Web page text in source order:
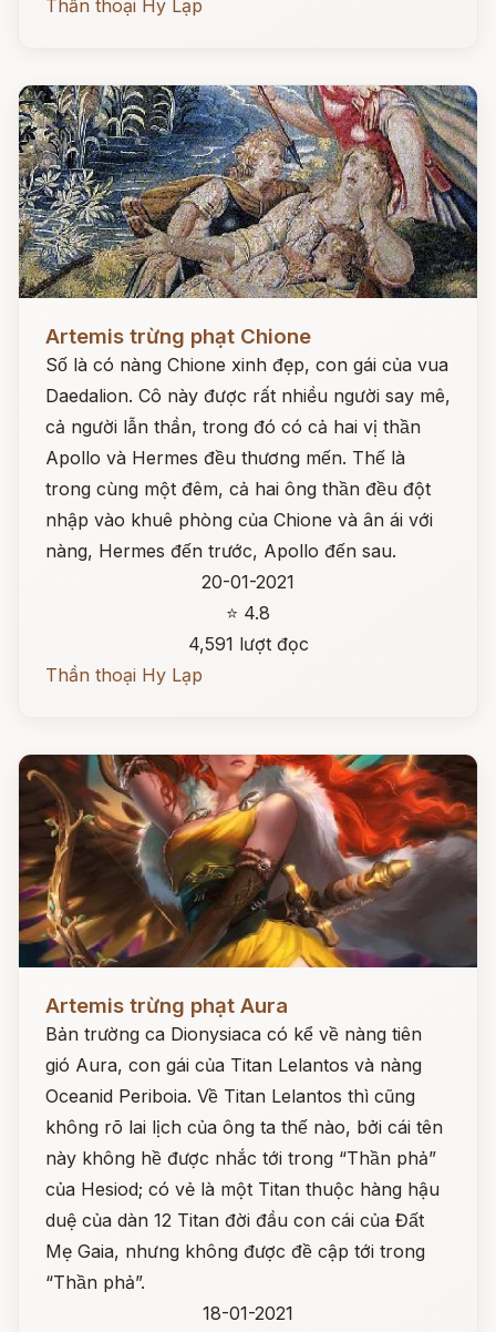
Thần thoại Hy Lạp
Artemis trừng phạt Chione
Số là có nàng Chione xinh đẹp, con gái của vua
Daedalion. Cô này được rất nhiều người say mê,
cả người lẫn thần, trong đó có cả hai vị thần
Apollo và Hermes đều thương mến. Thế là
trong cùng một đêm, cả hai ông thần đều đột
nhập vào khuê phòng của Chione và ân ái với
nàng, Hermes đến trước, Apollo đến sau.
20-01-2021
⭐ 4.8
4,591 lượt đọc
Thần thoại Hy Lạp
Artemis trừng phạt Aura
Bản trường ca Dionysiaca có kể về nàng tiên
gió Aura, con gái của Titan Lelantos và nàng
Oceanid Periboia. Về Titan Lelantos thì cũng
không rõ lai lịch của ông ta thế nào, bởi cái tên
này không hề được nhắc tới trong “Thần phả”
của Hesiod; có vẻ là một Titan thuộc hàng hậu
duệ của dàn 12 Titan đời đầu con cái của Đất
Mẹ Gaia, nhưng không được đề cập tới trong
“Thần phả”.
18-01-2021